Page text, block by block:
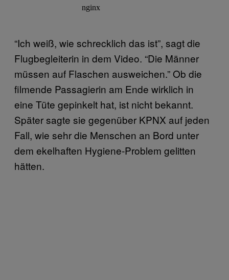
“Ich weiß, wie schrecklich das ist”, sagt die
Flugbegleiterin in dem Video. “Die Männer
müssen auf Flaschen ausweichen.” Ob die
filmende Passagierin am Ende wirklich in
eine Tüte gepinkelt hat, ist nicht bekannt.
Später sagte sie gegenüber KPNX auf jeden
Fall, wie sehr die Menschen an Bord unter
dem ekelhaften Hygiene-Problem gelitten
hätten.